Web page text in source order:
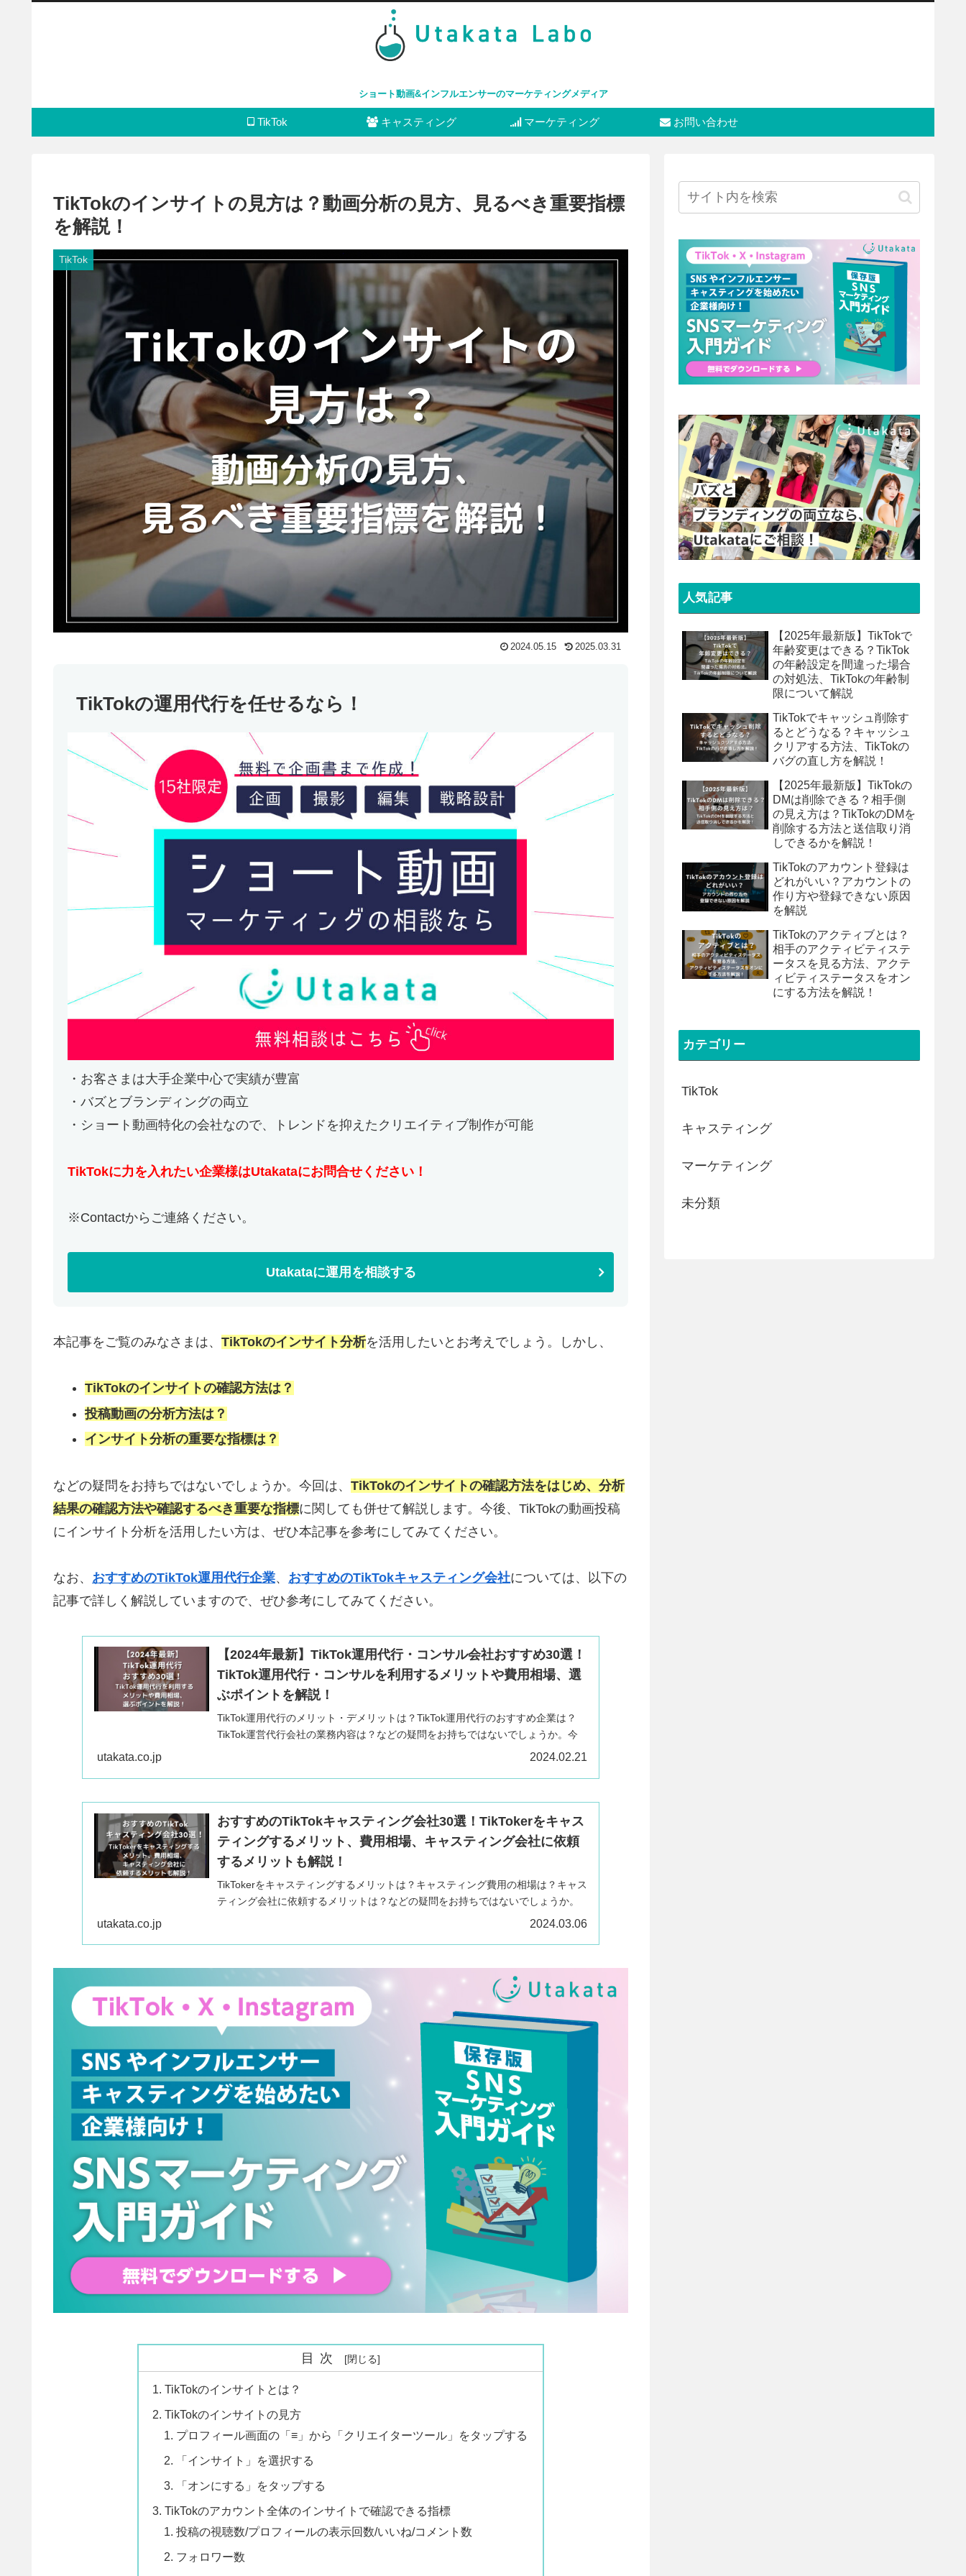
ショート動画&インフルエンサーのマーケティングメディア
TikTok キャスティング マーケティング お問い合わせ
TikTokのインサイトの見方は？動画分析の見方、見るべき重要指標
を解説！
TikTok
2024.05.15 2025.03.31
TikTokの運用代行を任せるなら！
・お客さまは大手企業中心で実績が豊富
・バズとブランディングの両立
・ショート動画特化の会社なので、トレンドを抑えたクリエイティブ制作が可能
TikTokに力を入れたい企業様はUtakataにお問合せください！
※Contactからご連絡ください。
Utakataに運用を相談する
本記事をご覧のみなさまは、 TikTokのインサイト分析を活用したいとお考えでしょう。しかし、
TikTokのインサイトの確認方法は？
投稿動画の分析方法は？
インサイト分析の重要な指標は？
などの疑問をお持ちではないでしょうか。今回は、 TikTokのインサイトの確認方法をはじめ、分析
結果の確認方法や確認するべき重要な指標に関しても併せて解説します。今後、TikTokの動画投稿
にインサイト分析を活用したい方は、ぜひ本記事を参考にしてみてください。
なお、 おすすめのTikTok運用代行企業、 おすすめのTikTokキャスティング会社については、以下の
記事で詳しく解説していますので、ぜひ参考にしてみてください。
【2024年最新】TikTok運用代行・コンサル会社おすすめ30選！
TikTok運用代行・コンサルを利用するメリットや費用相場、選
ぶポイントを解説！
TikTok運用代行のメリット・デメリットは？TikTok運用代行のおすすめ企業は？
TikTok運営代行会社の業務内容は？などの疑問をお持ちではないでしょうか。今
回はおすすめのTikTok運用代行企業11選をはじめ、TikTok運用代行を利用するメ
utakata.co.jp 2024.02.21
おすすめのTikTokキャスティング会社30選！TikTokerをキャス
ティングするメリット、費用相場、キャスティング会社に依頼
するメリットも解説！
TikTokerをキャスティングするメリットは？キャスティング費用の相場は？キャス
ティング会社に依頼するメリットは？などの疑問をお持ちではないでしょうか。
今回はTikTokerをキャスティングするメリットをはじめ、費用の相場やキャスティ
utakata.co.jp 2024.03.06
目次
TikTokのインサイトとは？
TikTokのインサイトの見方
プロフィール画面の「≡」から「クリエイターツール」をタップする
「インサイト」を選択する
「オンにする」をタップする
TikTokのアカウント全体のインサイトで確認できる指標
投稿の視聴数/プロフィールの表示回数/いいね/コメント数
フォロワー数
人気記事
【2025年最新版】TikTokで
年齢変更はできる？TikTok
の年齢設定を間違った場合
の対処法、TikTokの年齢制
限について解説
TikTokでキャッシュ削除す
るとどうなる？キャッシュ
クリアする方法、TikTokの
バグの直し方を解説！
【2025年最新版】TikTokの
DMは削除できる？相手側
の見え方は？TikTokのDMを
削除する方法と送信取り消
しできるかを解説！
TikTokのアカウント登録は
どれがいい？アカウントの
作り方や登録できない原因
を解説
TikTokのアクティブとは？
相手のアクティビティステ
ータスを見る方法、アクテ
ィビティステータスをオン
にする方法を解説！
カテゴリー
TikTok
キャスティング
マーケティング
未分類